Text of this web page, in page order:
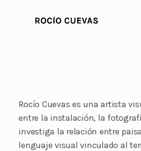
Rocío Cuevas es una artista
entre la instalación, la
investiga la relación entre
lenguaje visual vinculado al